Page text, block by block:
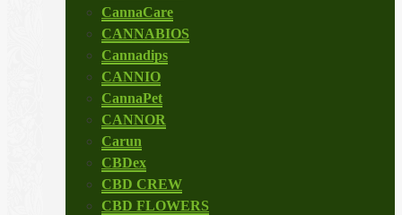
CannaCare
CANNABIOS
Cannadips
CANNIO
CannaPet
CANNOR
Carun
CBDex
CBD CREW
CBD FLOWERS